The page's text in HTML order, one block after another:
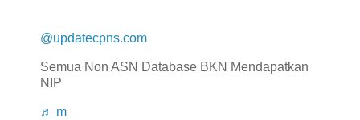
@updatecpns.com
Semua Non ASN Database BKN Mendapatkan
NIP
♬ m